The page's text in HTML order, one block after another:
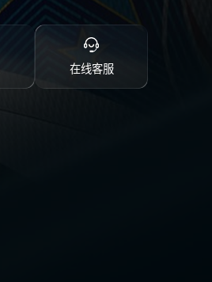
在线客服